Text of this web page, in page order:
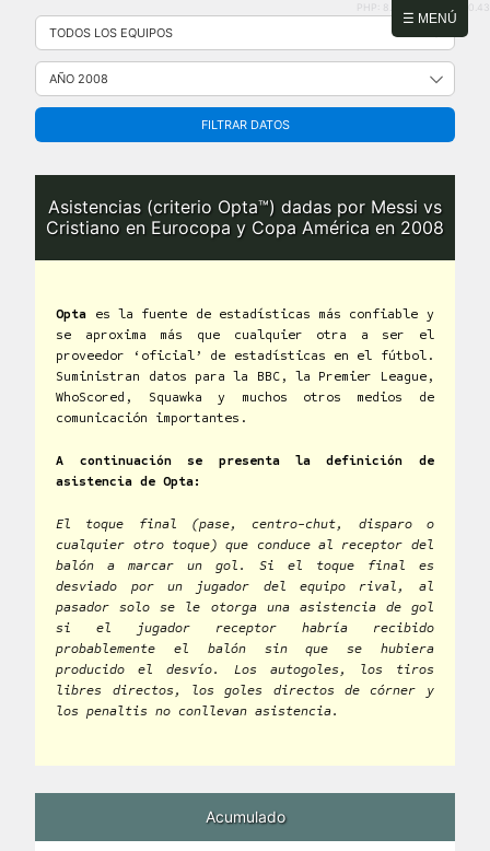
☰ MENÚ
Saltar
contenido
PHP: 8.2.31 | MySQL: 8.0.43
FILTRAR DATOS
Asistencias (criterio Opta™) dadas por Messi vs
Cristiano en Eurocopa y Copa América en 2008
Opta es la fuente de estadísticas más confiable y
se aproxima más que cualquier otra a ser el
proveedor ‘oficial’ de estadísticas en el fútbol.
Suministran datos para la BBC, la Premier League,
WhoScored, Squawka y muchos otros medios de
comunicación importantes.
A continuación se presenta la definición de
asistencia de Opta:
El toque final (pase, centro-chut, disparo o
cualquier otro toque) que conduce al receptor del
balón a marcar un gol. Si el toque final es
desviado por un jugador del equipo rival, al
pasador solo se le otorga una asistencia de gol
si el jugador receptor habría recibido
probablemente el balón sin que se hubiera
producido el desvío. Los autogoles, los tiros
libres directos, los goles directos de córner y
los penaltis no conllevan asistencia.
Acumulado